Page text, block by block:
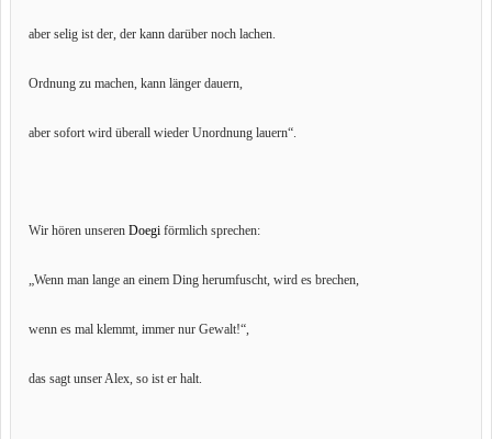
aber selig ist der, der kann darüber noch lachen.
Ordnung zu machen, kann länger dauern,
aber sofort wird überall wieder Unordnung lauern“.
Wir hören unseren Doegi förmlich sprechen:
„Wenn man lange an einem Ding herumfuscht, wird es brechen,
wenn es mal klemmt, immer nur Gewalt!“,
das sagt unser Alex, so ist er halt.